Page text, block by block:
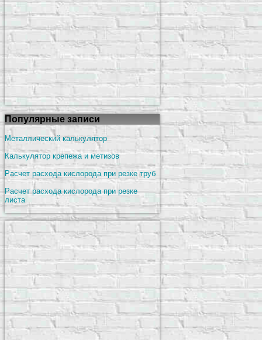
Популярные записи
Металлический калькулятор
Калькулятор крепежа и метизов
Расчет расхода кислорода при резке труб
Расчет расхода кислорода при резке
листа